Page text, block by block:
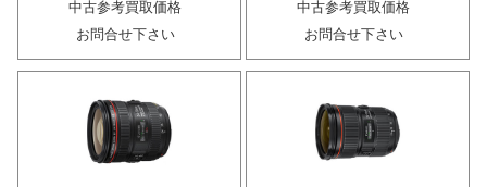
中古参考買取価格
お問合せ下さい
中古参考買取価格
お問合せ下さい